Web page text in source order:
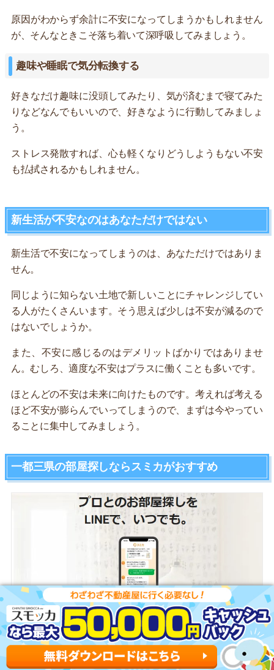
原因がわからず余計に不安になってしまうかもしれません
が、そんなときこそ落ち着いて深呼吸してみましょう。
趣味や睡眠で気分転換する
好きなだけ趣味に没頭してみたり、気が済むまで寝てみた
りなどなんでもいいので、好きなように行動してみましょ
う。
ストレス発散すれば、心も軽くなりどうしようもない不安
も払拭されるかもしれません。
新生活が不安なのはあなただけではない
新生活で不安になってしまうのは、あなただけではありま
せん。
同じように知らない土地で新しいことにチャレンジしてい
る人がたくさんいます。そう思えば少しは不安が減るので
はないでしょうか。
また、不安に感じるのはデメリットばかりではありませ
ん。むしろ、適度な不安はプラスに働くことも多いです。
ほとんどの不安は未来に向けたものです。考えれば考える
ほど不安が膨らんでいってしまうので、まずは今やってい
ることに集中してみましょう。
一都三県の部屋探しならスミカがおすすめ
スミカがおすすめな3つのポイント
一都三県ほぼ全ての物件を用意